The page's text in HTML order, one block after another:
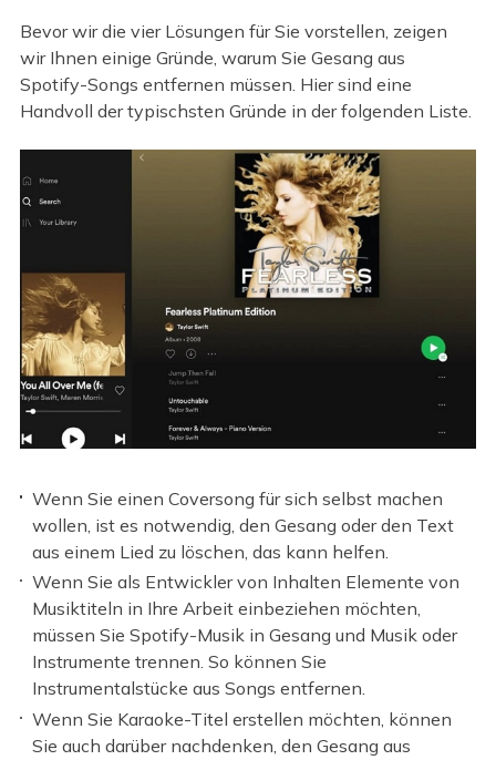
Bevor wir die vier Lösungen für Sie vorstellen, zeigen
wir Ihnen einige Gründe, warum Sie Gesang aus
Spotify-Songs entfernen müssen. Hier sind eine
Handvoll der typischsten Gründe in der folgenden Liste.
Wenn Sie einen Coversong für sich selbst machen
wollen, ist es notwendig, den Gesang oder den Text
aus einem Lied zu löschen, das kann helfen.
Wenn Sie als Entwickler von Inhalten Elemente von
Musiktiteln in Ihre Arbeit einbeziehen möchten,
müssen Sie Spotify-Musik in Gesang und Musik oder
Instrumente trennen. So können Sie
Instrumentalstücke aus Songs entfernen.
Wenn Sie Karaoke-Titel erstellen möchten, können
Sie auch darüber nachdenken, den Gesang aus